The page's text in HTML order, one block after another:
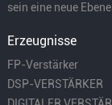
sein eine neue
Erzeugnisse
FP-Verstärker
DSP-VERSTÄRKER